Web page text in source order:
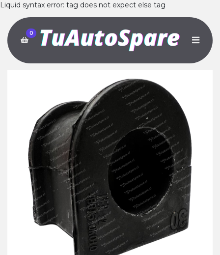
Liquid syntax error: tag does not expect else tag
0